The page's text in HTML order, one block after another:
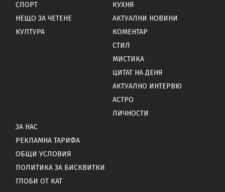
СПОРТ
НЕЩО ЗА ЧЕТЕНЕ
КУЛТУРА
КУХНЯ
АКТУАЛНИ НОВИНИ
КОМЕНТАР
СТИЛ
МИСТИКА
ЦИТАТ НА ДЕНЯ
АКТУАЛНО ИНТЕРВЮ
АСТРО
ЛИЧНОСТИ
ЗА НАС
РЕКЛАМНА ТАРИФА
ОБЩИ УСЛОВИЯ
ПОЛИТИКА ЗА БИСКВИТКИ
ГЛОБИ ОТ КАТ